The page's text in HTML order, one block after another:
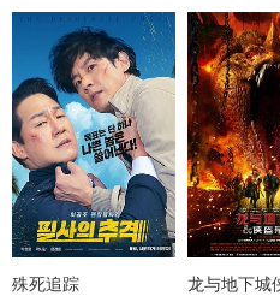
殊死追踪 龙与地下城